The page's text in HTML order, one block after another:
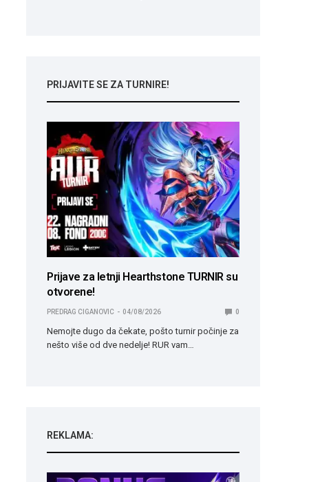
PRIJAVITE SE ZA TURNIRE!
Prijave za letnji Hearthstone TURNIR su
otvorene!
PREDRAG CIGANOVIC 04/08/2026 0
Nemojte dugo da čekate, pošto turnir počinje za
nešto više od dve nedelje! RUR vam…
REKLAMA: